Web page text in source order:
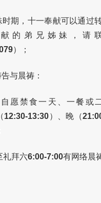
期，十一奉献可以通过
的弟兄姊妹，请
）；
与晨祷：
愿禁食一天、一餐或
12:30-13:30）、晚（
礼拜六6:00-7:00有网络晨